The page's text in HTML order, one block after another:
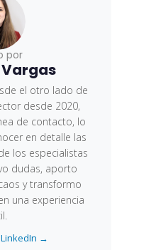
por
el otro lado de
desde 2020,
de contacto, lo
en detalle las
los especialistas
dudas, aporto
y transformo
una experiencia
→